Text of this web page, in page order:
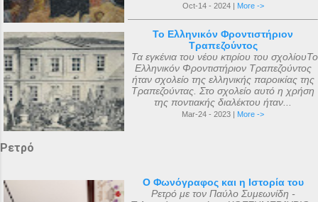
Oct-14 - 2024 | More ->
Το Ελληνικόν Φροντιστήριον
Τραπεζούντος
Τα εγκένια του νέου κτιρίου του σχολίουΤο
Ελληνικόν Φροντιστήριον Τραπεζούντος
ήταν σχολείο της ελληνικής παροικίας της
Τραπεζούντας. Στο σχολείο αυτό η χρήση
της ποντιακής διαλέκτου ήταν...
Mar-24 - 2023 | More ->
Ρετρό
Ο Φωνόγραφος και η Ιστορία του
Ρετρό με τον Παύλο Συμεωνίδη -